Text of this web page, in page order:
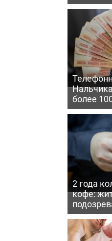
более
2 года
кофе: